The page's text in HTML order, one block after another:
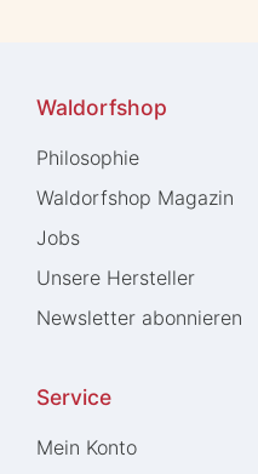
Waldorfshop
Philosophie
Waldorfshop Magazin
Jobs
Unsere Hersteller
Newsletter abonnieren
Service
Mein Konto